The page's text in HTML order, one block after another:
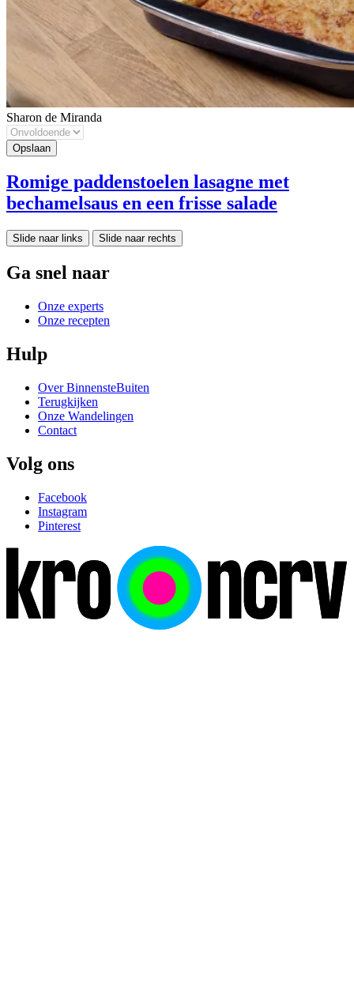
Sharon de Miranda
Romige paddenstoelen lasagne met
bechamelsaus en een frisse salade
Slide naar links Slide naar rechts
Ga snel naar
Onze experts
Onze recepten
Hulp
Over BinnensteBuiten
Terugkijken
Onze Wandelingen
Contact
Volg ons
Facebook
Instagram
Pinterest